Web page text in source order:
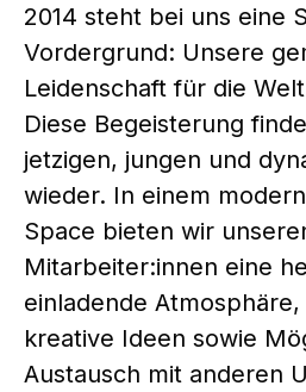
2014 steht bei uns eine
Vordergrund: Unsere
Leidenschaft für die
Diese Begeisterung
jetzigen, jungen und
wieder. In einem
Space bieten wir
Mitarbeiter:innen eine
einladende
kreative Ideen sowie
Austausch mit anderen